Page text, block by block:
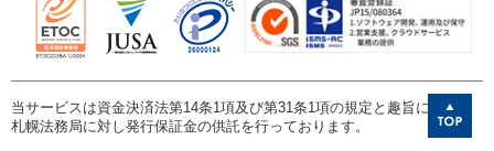
当サービスは資金決済法第14条1項及び第31条1項の規定と趣旨に則り、
札幌法務局に対し発行保証金の供託を行っております。